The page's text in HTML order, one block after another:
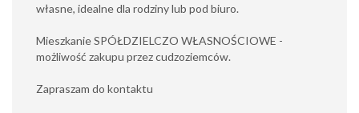
własne, idealne dla rodziny lub pod biuro.
Mieszkanie SPÓŁDZIELCZO WŁASNOŚCIOWE -
możliwość zakupu przez cudzoziemców.
Zapraszam do kontaktu